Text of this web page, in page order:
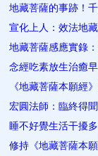
地藏菩薩的事跡！
宣化上人：效法地
地藏菩薩感應實錄
念經吃素放生治癒
《地藏菩薩本願經
宏圓法師：臨終得
睡不好覺生活干擾
修持《地藏菩薩本